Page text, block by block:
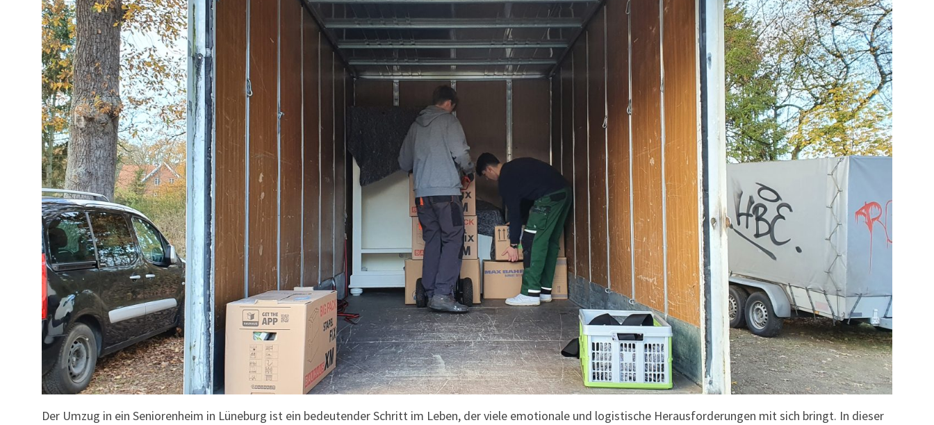
Der Umzug in ein Seniorenheim in Lüneburg ist ein bedeutender Schritt im Leben, der viele emotionale und logistische Herausforderungen mit sich bringt. In dieser